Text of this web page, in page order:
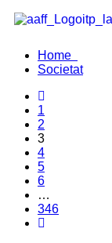
Home
Societat
1
2
3
4
5
6
…
346